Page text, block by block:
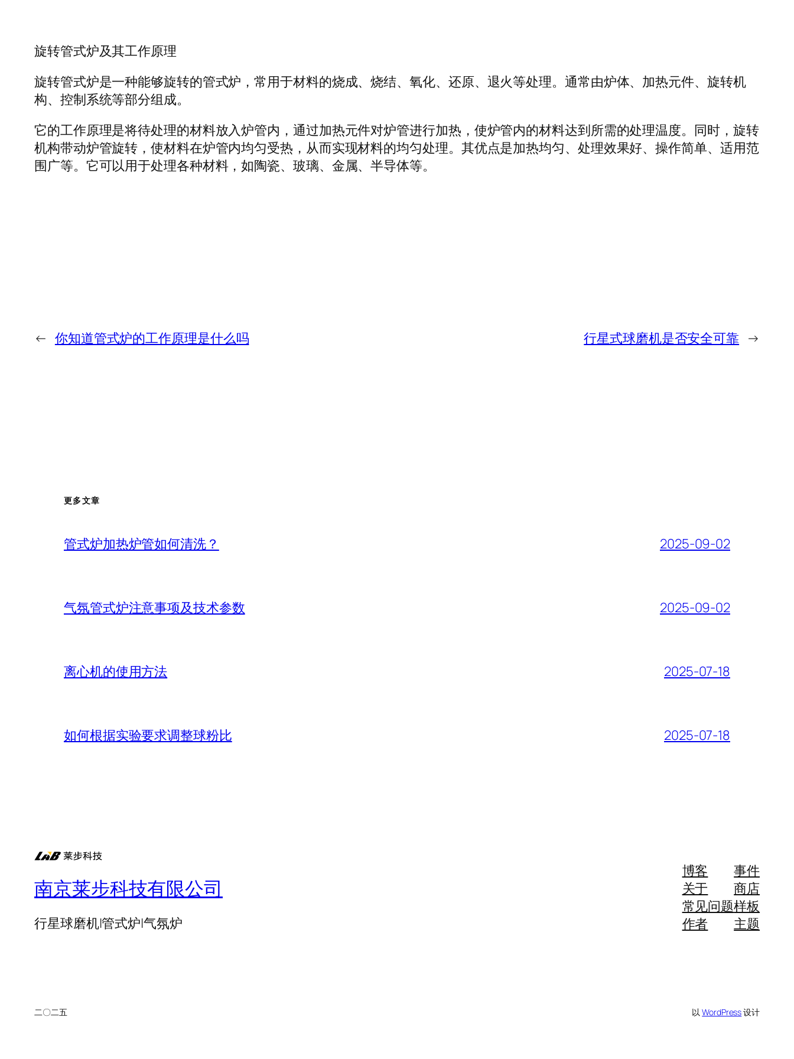
旋转管式炉及其工作原理
旋转管式炉是一种能够旋转的管式炉，常用于材料的烧成、烧结、氧化、还原、退火等处理。通常由炉体、加热元件、旋转机
构、控制系统等部分组成。
它的工作原理是将待处理的材料放入炉管内，通过加热元件对炉管进行加热，使炉管内的材料达到所需的处理温度。同时，旋转
机构带动炉管旋转，使材料在炉管内均匀受热，从而实现材料的均匀处理。其优点是加热均匀、处理效果好、操作简单、适用范
围广等。它可以用于处理各种材料，如陶瓷、玻璃、金属、半导体等。
← 你知道管式炉的工作原理是什么吗 行星式球磨机是否安全可靠 →
更多文章
管式炉加热炉管如何清洗？ 2025-09-02
气氛管式炉注意事项及技术参数 2025-09-02
离心机的使用方法 2025-07-18
如何根据实验要求调整球粉比 2025-07-18
南京莱步科技有限公司
行星球磨机|管式炉|气氛炉
博客
关于
常见问题
作者
事件
商店
样板
主题
二〇二五 以WordPress设计